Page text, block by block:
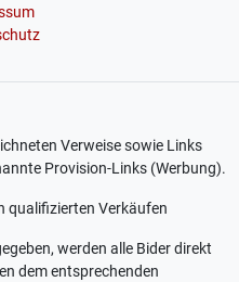
Verweise sowie Links
Provision-Links (Werbung).
qualifizierten Verkäufen
werden alle Bider direkt
dem entsprechenden